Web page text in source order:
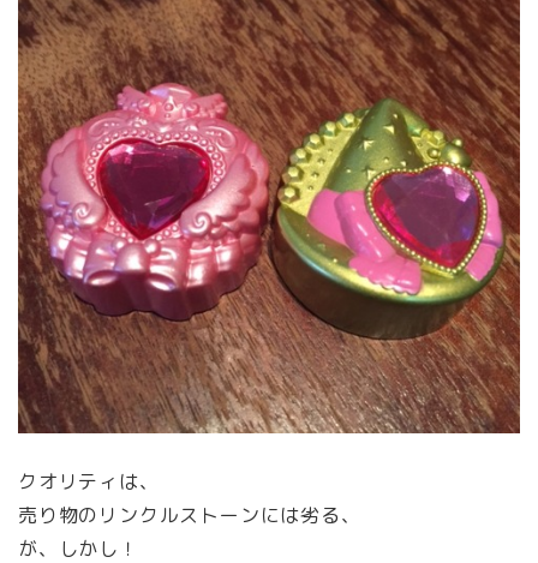
クオリティは、
売り物のリンクルストーンには劣る、
が、しかし！